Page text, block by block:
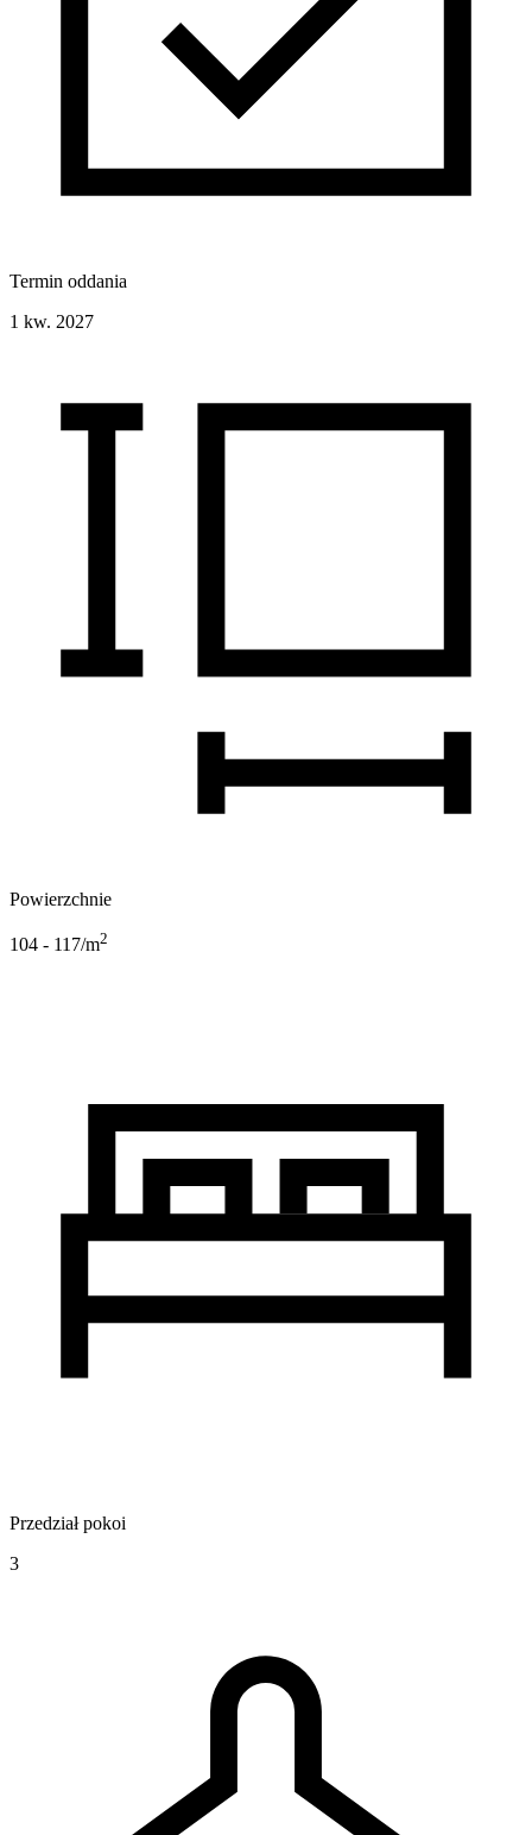
Termin oddania
1 kw. 2027
Powierzchnie
104 - 117/m2
Przedział pokoi
3